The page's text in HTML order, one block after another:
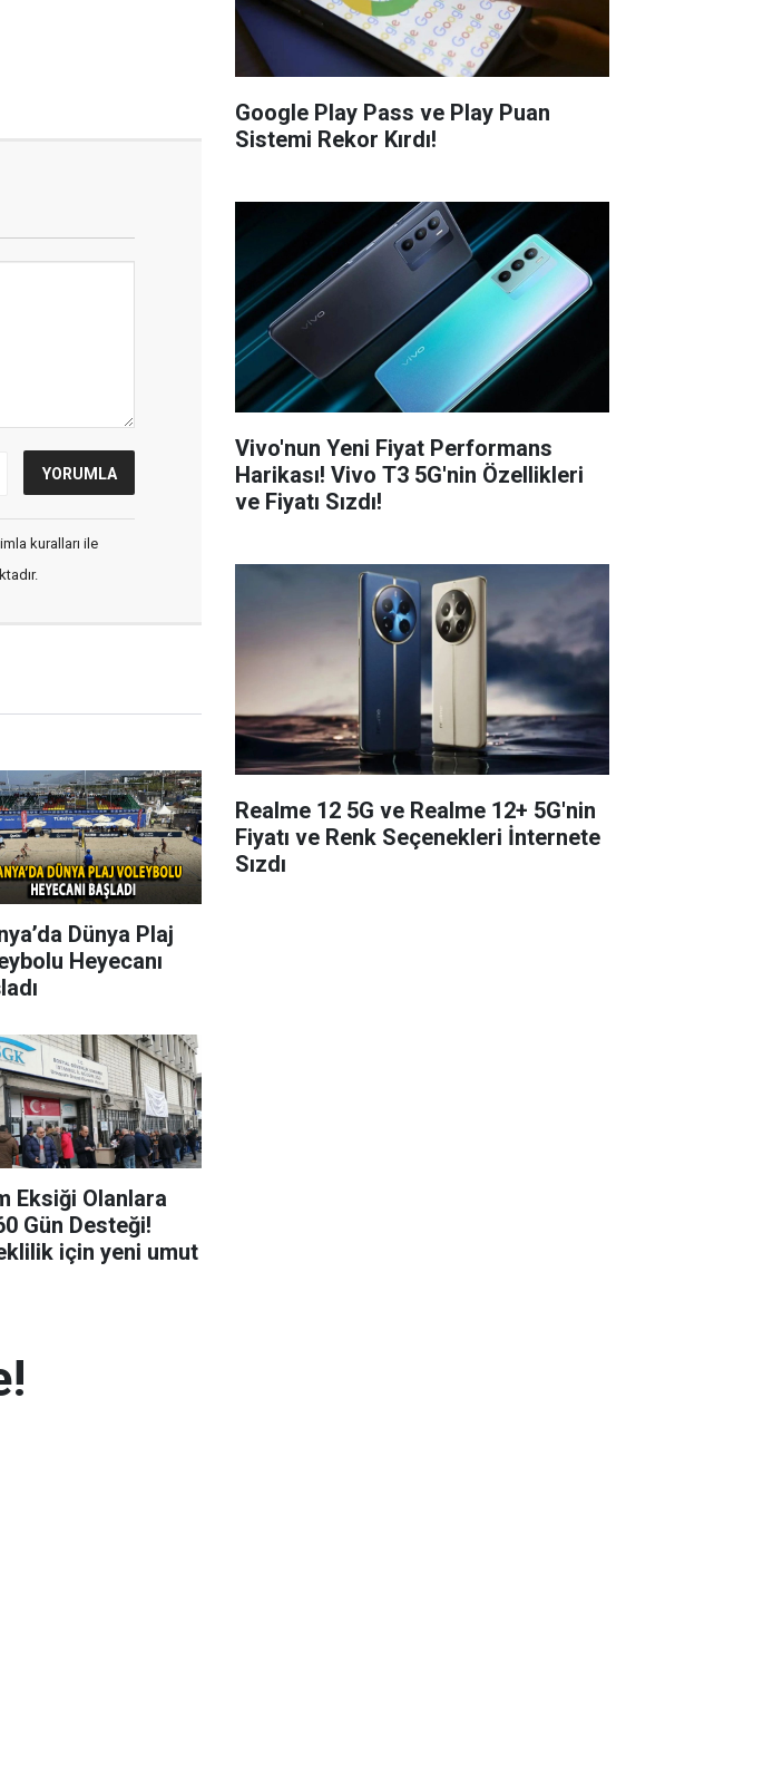
kuralları ile
Dünya Plaj
Heyecanı
Eksiği Olanlara
Gün Desteği!
için yeni umut
Google Play Pass ve Play Puan
Sistemi Rekor Kırdı!
Vivo'nun Yeni Fiyat Performans
Harikası! Vivo T3 5G'nin Özellikleri
ve Fiyatı Sızdı!
Realme 12 5G ve Realme 12+ 5G'nin
Fiyatı ve Renk Seçenekleri İnternete
Sızdı